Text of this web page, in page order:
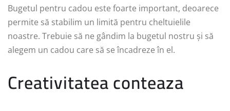
Bugetul pentru cadou este foarte important, deoarece
permite să stabilim un limită pentru cheltuielile
noastre. Trebuie să ne gândim la bugetul nostru și să
alegem un cadou care să se încadreze în el.
Creativitatea conteaza